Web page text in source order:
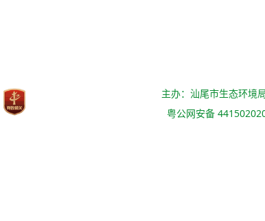
主办：汕尾市生态环境
粤公网安备